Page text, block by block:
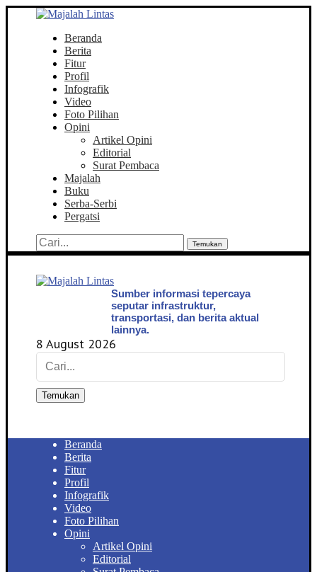
Beranda
Berita
Fitur
Profil
Infografik
Video
Foto Pilihan
Opini
Artikel Opini
Editorial
Surat Pembaca
Majalah
Buku
Serba-Serbi
Pergatsi
Temukan
Sumber informasi tepercaya
seputar infrastruktur,
transportasi, dan berita aktual
lainnya.
8 August 2026
Temukan
Beranda
Berita
Fitur
Profil
Infografik
Video
Foto Pilihan
Opini
Artikel Opini
Editorial